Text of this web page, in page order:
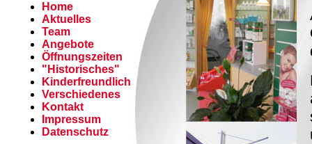
Home
Aktuelles
Team
Angebote
Öffnungszeiten
"Historisches"
Kinderfreundlich
Verschiedenes
Kontakt
Impressum
Datenschutz